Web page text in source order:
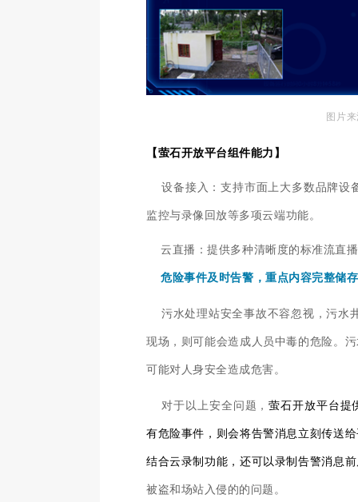
图片
【萤石开放平台组件能力】
设备接入 ：支持市面上大多数品牌
监控与录像回放等多项云端功能。
云直播 ：提供多种清晰度的标准流直
危险事件及时告警，重点内容完整储存
污水处理站安全事故不容忽视，污水
现场，则可能会造成人员中毒的危险。
可能对人身安全造成危害。
对于以上安全问题，萤石开放平台提
有危险事件，则会将告警消息立刻传送
结合云录制功能，还可以录制告警消息
被盗和场站入侵的的问题。